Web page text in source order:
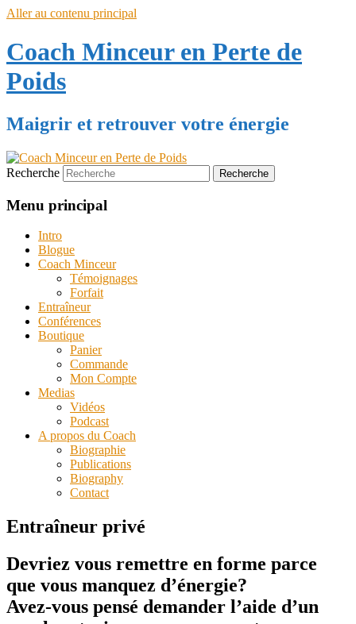
Aller au contenu principal
Coach Minceur en Perte de
Poids
Maigrir et retrouver votre énergie
Recherche
Menu principal
Intro
Blogue
Coach Minceur
Témoignages
Forfait
Entraîneur
Conférences
Boutique
Panier
Commande
Mon Compte
Medias
Vidéos
Podcast
A propos du Coach
Biographie
Publications
Biography
Contact
Entraîneur privé
Devriez vous remettre en forme parce
que vous manquez d’énergie?
Avez-vous pensé demander l’aide d’un